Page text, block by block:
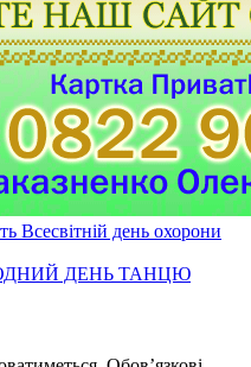
Всесвітній день охорони
ДЕНЬ ТАНЦЮ